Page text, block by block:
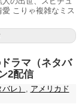
こりゃ複雑なミス
ラマ（ネタバ
2配信
レ） , アメリカド